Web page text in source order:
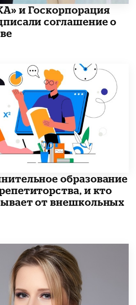
и Госкорпорация
соглашение о
образование
и кто
от внешкольных